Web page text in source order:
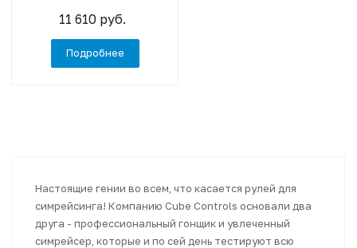
11 610 руб.
Подробнее
Настоящие гении во всем, что касается рулей для
симрейсинга! Компанию Cube Controls основали два
друга - профессиональный гонщик и увлеченный
симрейсер, которые и по сей день тестируют всю